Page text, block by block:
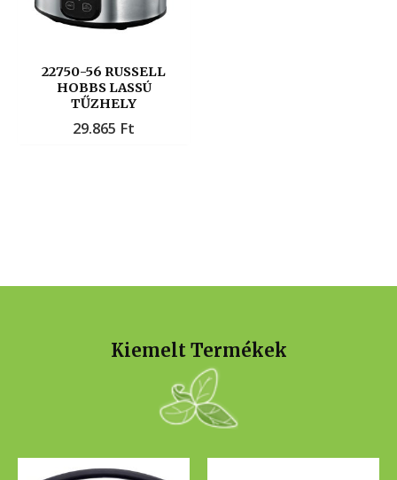
22750-56 RUSSELL
HOBBS LASSÚ
TŰZHELY
29.865 Ft
Kiemelt Termékek